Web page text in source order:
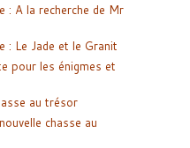
: A la recherche de Mr
: Le Jade et le Granit
pour les énigmes et
au trésor
chasse au